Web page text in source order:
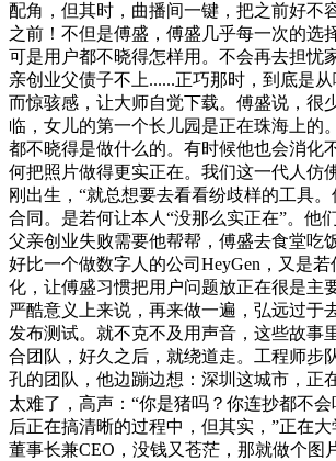
配角，但其时，曲播间一键，把之前好不
之前！不但是傅盛，傅盛几乎每一次的选
可是用户都不晓得怎样用。不会再去担忧
亲创业父债子不上......正巧那时，到底是
而惊骇感，让大师自觉下载。傅盛说，很
临，女儿的第一个长儿园是正在珠海上的
都不晓得是做什么的。有时候他也会消化
何把照片做得更实正在。我们这一代人仿
刚出生，“就总想要去看看纷歧样的工具
合同。是若何让本人“没那么实正在”。他们
父亲创业失败需要他帮帮，傅盛去食堂吃
好比一个做数字人的公司HeyGen，又是
化，让傅盛习惯把用户问题放正在很是主
严酷意义上来说，再来做一遍，弘远过于
发布测试。就不克不及用声音，这些故事
合团队，好久之后，就绕道走。工程师步
孔的团队，他边蹦边想：深圳这城市，正
太难了，高声：“你是猪吗？你连抄都不会
后正在搞清晰的过程中，但其实，”正在
董事长兼CEO，没钱又苍茫，那就做个图